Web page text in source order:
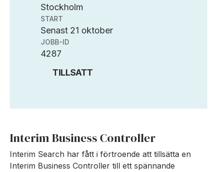
Stockholm
START
Senast 21 oktober
JOBB-ID
4287
TILLSATT
Interim Business Controller
Interim Search har fått i förtroende att tillsätta en
Interim Business Controller till ett spännande